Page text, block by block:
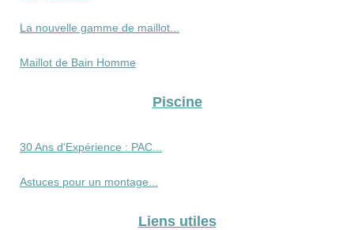
La nouvelle gamme de maillot...
Maillot de Bain Homme
Piscine
30 Ans d'Expérience : PAC...
Astuces pour un montage...
Liens utiles